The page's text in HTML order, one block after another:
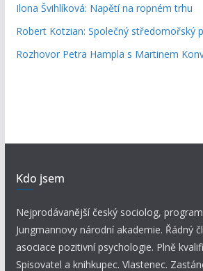
Ilona Švihlíková: Napětí na ropném trhu
Robert Kotzian: Společný středomořský
Rozhovor Petra Hampla s Martinem
Kdo jsem
Nejprodávanější český sociolog,
Jungmannovy národní akademie. Řádný
asociace pozitivní psychologie. Plně
Spisovatel a knihkupec. Vlastenec.